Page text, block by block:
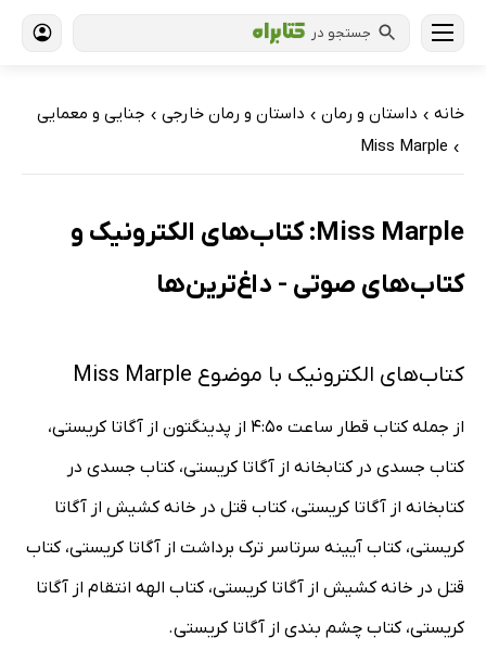
جستجو در
خانه › داستان و رمان › داستان و رمان خارجی › جنایی و معمایی
›
Miss Marple
Miss Marple: کتاب‌های الکترونیک و
کتاب‌های صوتی - داغ‌ترین‌ها
کتاب‌های الکترونیک با موضوع Miss Marple
از جمله کتاب قطار ساعت 4:50 از پدینگتون از آگاتا کریستی،
کتاب جسدی در کتابخانه از آگاتا کریستی، کتاب جسدی در
کتابخانه از آگاتا کریستی، کتاب قتل در خانه کشیش از آگاتا
کریستی، کتاب آیینه سرتاسر ترک برداشت از آگاتا کریستی، کتاب
قتل در خانه کشیش از آگاتا کریستی، کتاب الهه انتقام از آگاتا
کریستی، کتاب چشم بندی از آگاتا کریستی.